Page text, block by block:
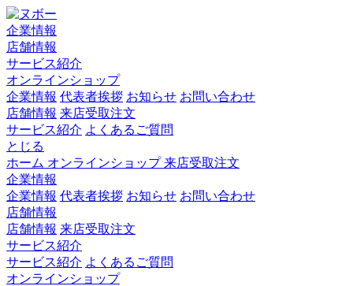
企業情報
店舗情報
サービス紹介
オンラインショップ
企業情報 代表者挨拶 お知らせ お問い合わせ
店舗情報 来店受取注文
サービス紹介 よくあるご質問
とじる
ホーム オンラインショップ来店受取注文
企業情報
企業情報 代表者挨拶 お知らせ お問い合わせ
店舗情報
店舗情報 来店受取注文
サービス紹介
サービス紹介 よくあるご質問
オンラインショップ